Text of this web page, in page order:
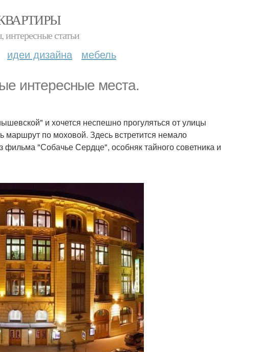
интересные статьи
идеи дизайна мебель
интересные места.
и хочется неспешно прогуляться от улицы
маршрут по моховой. Здесь встретится немало
фильма "Собачье Сердце", особняк тайного советника и